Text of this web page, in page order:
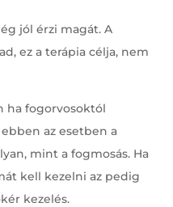
jól érzi magát. A
ez a terápia célja, nem
ha fogorvosoktól
az esetben a
mint a fogmosás. Ha
kell kezelni az pedig
kezelés.